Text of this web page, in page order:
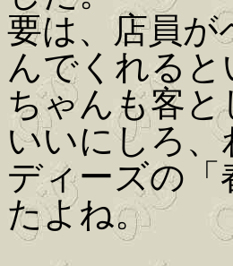
要は、店員が
んでくれる
ちゃんも客
いいにしろ
ディーズの
たよね。